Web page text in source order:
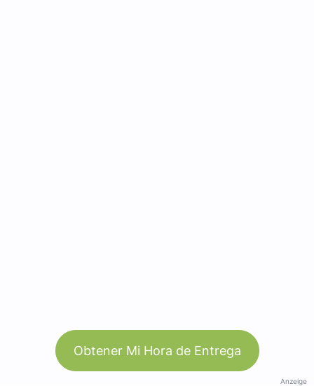
Obtener Mi Hora de Entrega
Anzeige